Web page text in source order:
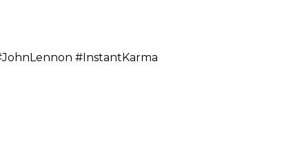
#InstantKarma